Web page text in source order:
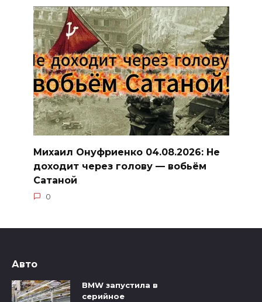
Михаил Онуфриенко 04.08.2026: Не
доходит через голову — вобьём
Сатаной
0
Авто
BMW запустила в
серийное